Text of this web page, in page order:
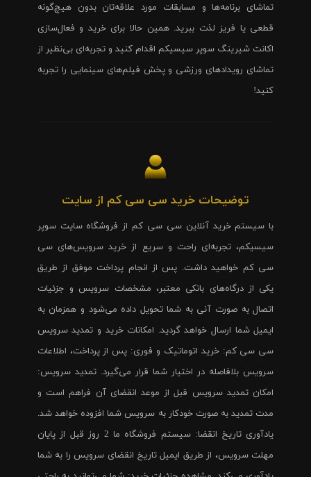
تماشای برنامه‌ها و مسابقات مورد علاقه‌تان بدون هیچ‌گونه
قطعی یا فریز لذت ببرید. همین حالا برای خرید و فعال‌سازی
اکانت شیرینگ سوپر سیسیکم اقدام کنید و تجربه‌ای بی‌نظیر از
تماشای رویدادهای ورزشی و پخش فیلم‌های سینمایی را تجربه
کنید!
توضیحات خرید سی سی کم از سایت
با سیستم خرید آنلاین سی سی کم از فروشگاه سایت سوپر
سیسیکم، تجربه‌ای راحت و سریع از خرید سرویس‌های سی
سی کم خواهید داشت. پس از انجام پرداخت موفق از طریق
یکی از درگاه‌های بانکی معتبر، مشخصات سرویس و جزئیات
اتصال به صورت آنی به شما تحویل داده می‌شود و همزمان به
ایمیل شما ارسال خواهد گردید. امکانات خرید و تمدید سرویس
سی سی کم: خرید اتوماتیک و فوری: پس از پرداخت، اطلاعات
سرویس بلافاصله در اختیار شما قرار می‌گیرد. تمدید سرویس:
امکان تمدید سرویس قبل از موعد انقضای آن فراهم است و
مدت تمدید به صورت خودکار به سرویس شما افزوده خواهد شد.
یادآوری تاریخ انقضا: سیستم فروشگاه ما 2 روز قبل از پایان
مهلت سرویس، از طریق ایمیل تاریخ انقضای سرویس را به شما